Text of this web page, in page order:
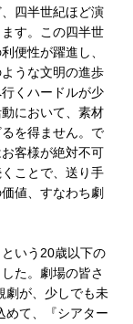
四半世紀ほど演
す。この四半世
便性が躍進し、
うな文明の進歩
くハードルが少
において、素材
を得ません。で
客様が絶対不可
ことで、送り手
値、すなわち劇
いう20歳以下の
た。劇場の皆さ
劇が、少しでも未
めて、『シアター